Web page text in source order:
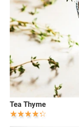
Tea Thyme